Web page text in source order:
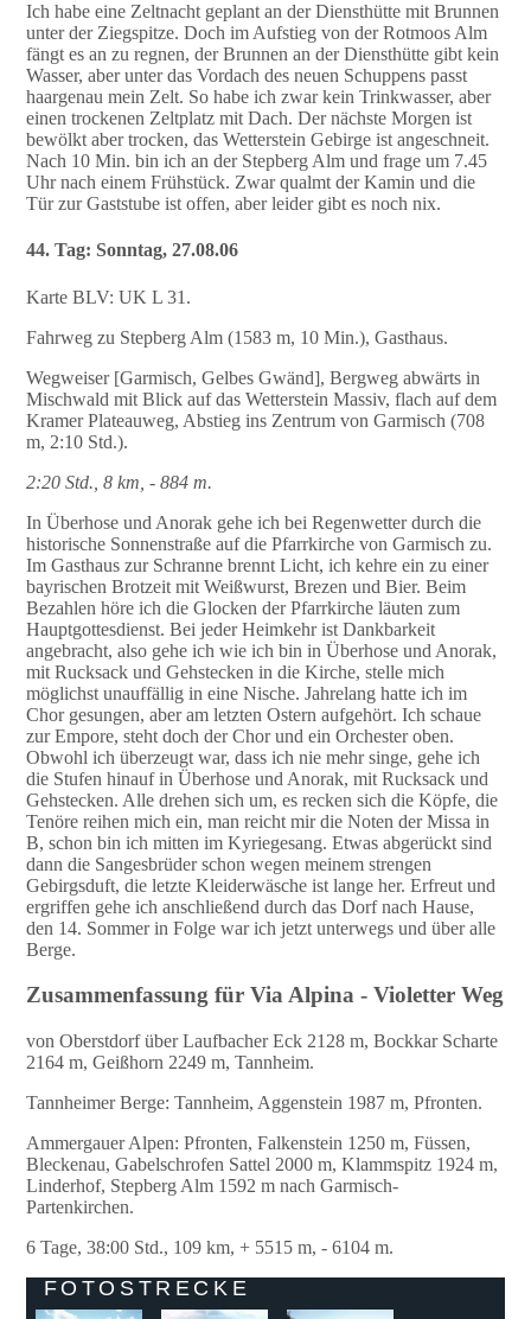
Ich habe eine Zeltnacht geplant an der Diensthütte mit Brunnen
unter der Ziegspitze. Doch im Aufstieg von der Rotmoos Alm
fängt es an zu regnen, der Brunnen an der Diensthütte gibt kein
Wasser, aber unter das Vordach des neuen Schuppens passt
haargenau mein Zelt. So habe ich zwar kein Trinkwasser, aber
einen trockenen Zeltplatz mit Dach. Der nächste Morgen ist
bewölkt aber trocken, das Wetterstein Gebirge ist angeschneit.
Nach 10 Min. bin ich an der Stepberg Alm und frage um 7.45
Uhr nach einem Frühstück. Zwar qualmt der Kamin und die
Tür zur Gaststube ist offen, aber leider gibt es noch nix.
44. Tag: Sonntag, 27.08.06
Karte BLV: UK L 31.
Fahrweg zu Stepberg Alm (1583 m, 10 Min.), Gasthaus.
Wegweiser [Garmisch, Gelbes Gwänd], Bergweg abwärts in
Mischwald mit Blick auf das Wetterstein Massiv, flach auf dem
Kramer Plateauweg, Abstieg ins Zentrum von Garmisch (708
m, 2:10 Std.).
2:20 Std., 8 km, - 884 m.
In Überhose und Anorak gehe ich bei Regenwetter durch die
historische Sonnenstraße auf die Pfarrkirche von Garmisch zu.
Im Gasthaus zur Schranne brennt Licht, ich kehre ein zu einer
bayrischen Brotzeit mit Weißwurst, Brezen und Bier. Beim
Bezahlen höre ich die Glocken der Pfarrkirche läuten zum
Hauptgottesdienst. Bei jeder Heimkehr ist Dankbarkeit
angebracht, also gehe ich wie ich bin in Überhose und Anorak,
mit Rucksack und Gehstecken in die Kirche, stelle mich
möglichst unauffällig in eine Nische. Jahrelang hatte ich im
Chor gesungen, aber am letzten Ostern aufgehört. Ich schaue
zur Empore, steht doch der Chor und ein Orchester oben.
Obwohl ich überzeugt war, dass ich nie mehr singe, gehe ich
die Stufen hinauf in Überhose und Anorak, mit Rucksack und
Gehstecken. Alle drehen sich um, es recken sich die Köpfe, die
Tenöre reihen mich ein, man reicht mir die Noten der Missa in
B, schon bin ich mitten im Kyriegesang. Etwas abgerückt sind
dann die Sangesbrüder schon wegen meinem strengen
Gebirgsduft, die letzte Kleiderwäsche ist lange her. Erfreut und
ergriffen gehe ich anschließend durch das Dorf nach Hause,
den 14. Sommer in Folge war ich jetzt unterwegs und über alle
Berge.
Zusammenfassung für Via Alpina - Violetter Weg
von Oberstdorf über Laufbacher Eck 2128 m, Bockkar Scharte
2164 m, Geißhorn 2249 m, Tannheim.
Tannheimer Berge: Tannheim, Aggenstein 1987 m, Pfronten.
Ammergauer Alpen: Pfronten, Falkenstein 1250 m, Füssen,
Bleckenau, Gabelschrofen Sattel 2000 m, Klammspitz 1924 m,
Linderhof, Stepberg Alm 1592 m nach Garmisch-
Partenkirchen.
6 Tage, 38:00 Std., 109 km, + 5515 m, - 6104 m.
FOTOSTRECKE